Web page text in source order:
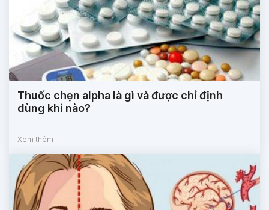
Thuốc chẹn alpha là gì và được chỉ định
dùng khi nào?
Xem thêm